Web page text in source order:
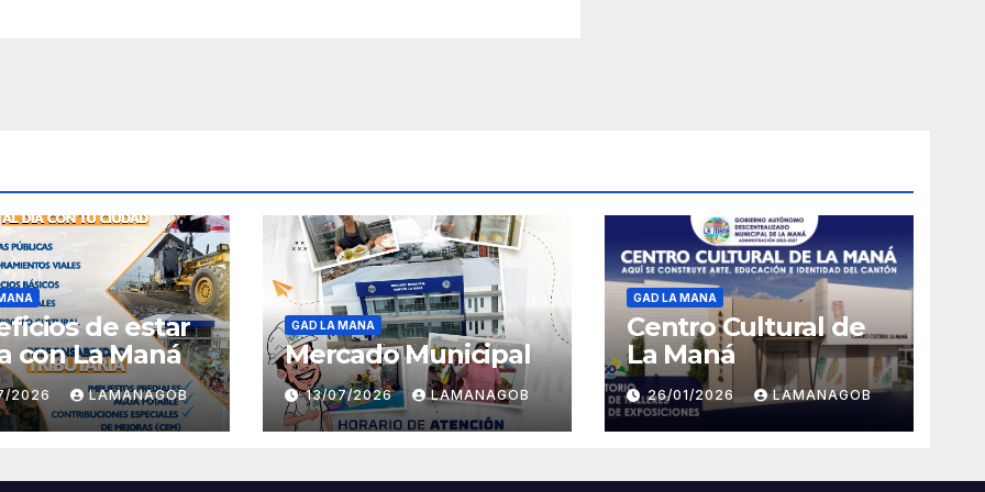
de estar
con La Maná
2026 LAMANAGOB
GAD LA MANA
Mercado Municipal
13/07/2026 LAMANAGOB
GAD LA MANA
Centro Cultural de
La Maná
26/01/2026 LAMANAGOB